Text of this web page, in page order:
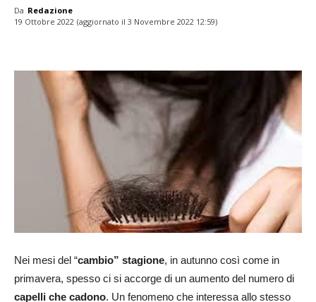
Da Redazione
19 Ottobre 2022 (aggiornato il 3 Novembre 2022 12:59)
Nei mesi del “cambio” stagione, in autunno così come in
primavera, spesso ci si accorge di un aumento del numero di
capelli che cadono. Un fenomeno che interessa allo stesso